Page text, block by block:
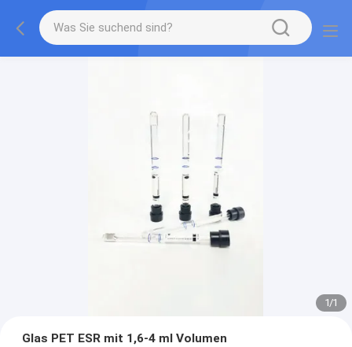
1/1
Glas PET ESR mit 1,6-4 ml Volumen